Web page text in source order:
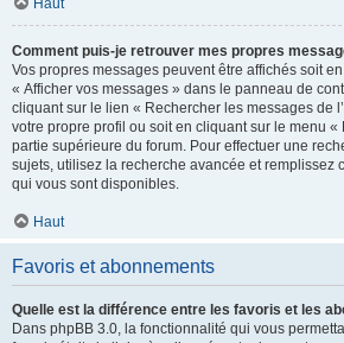
Haut
Comment puis-je retrouver mes propres
Vos propres messages peuvent être affichés soit
« Afficher vos messages » dans le panneau de
cliquant sur le lien « Rechercher les messages de
votre propre profil ou soit en cliquant sur le menu «
partie supérieure du forum. Pour effectuer une
sujets, utilisez la recherche avancée et remplissez
qui vous sont disponibles.
Haut
Favoris et abonnements
Quelle est la différence entre les favoris et les
Dans phpBB 3.0, la fonctionnalité qui vous